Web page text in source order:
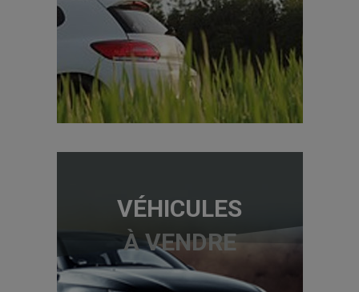
VÉHICULES
À VENDRE